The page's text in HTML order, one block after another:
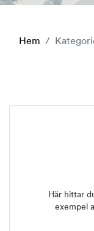
Hem
Här hittar
exempel